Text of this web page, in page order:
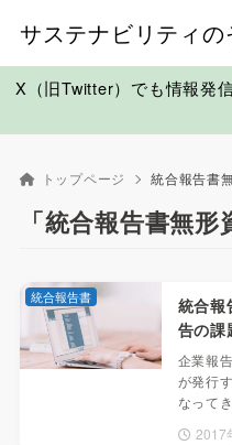
サステナビリティ
X（旧Twitter）でも情報
トップページ 統合報告書
「統合報告書無
統合報
告の課
企業報
が発行
なって
2017
統合報告書